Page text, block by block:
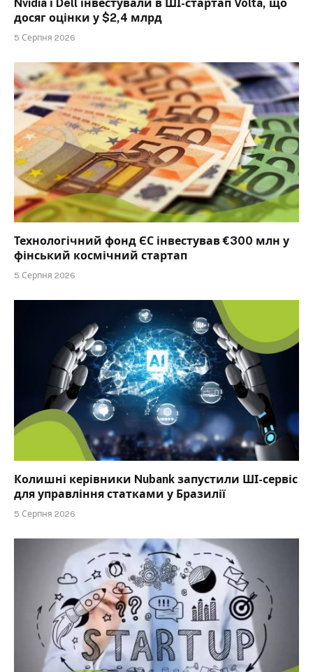
Nvidia і Dell інвестували в ШІ-стартап Volta, що
досяг оцінки у $2,4 млрд
5 Серпня 2026
Технологічний фонд ЄС інвестував €300 млн у
фінський космічний стартап
5 Серпня 2026
Колишні керівники Nubank запустили ШІ-сервіс
для управління статками у Бразилії
5 Серпня 2026